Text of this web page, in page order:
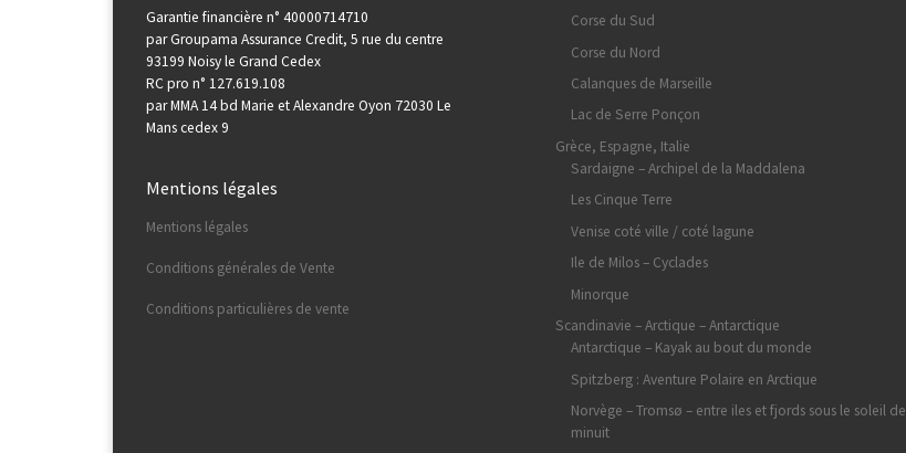
Garantie financière n° 40000714710
par Groupama Assurance Credit, 5 rue du centre
93199 Noisy le Grand Cedex
RC pro n° 127.619.108
par MMA 14 bd Marie et Alexandre Oyon 72030 Le
Mans cedex 9
Mentions légales
Mentions légales
Conditions générales de Vente
Conditions particulières de vente
Corse du Sud
Corse du Nord
Calanques de Marseille
Lac de Serre Ponçon
Grèce, Espagne, Italie
Sardaigne – Archipel de la Maddalena
Les Cinque Terre
Venise coté ville / coté lagune
Ile de Milos – Cyclades
Minorque
Scandinavie – Arctique – Antarctique
Antarctique – Kayak au bout du monde
Spitzberg : Aventure Polaire en Arctique
Norvège – Tromsø – entre iles et fjords sous le soleil de
minuit